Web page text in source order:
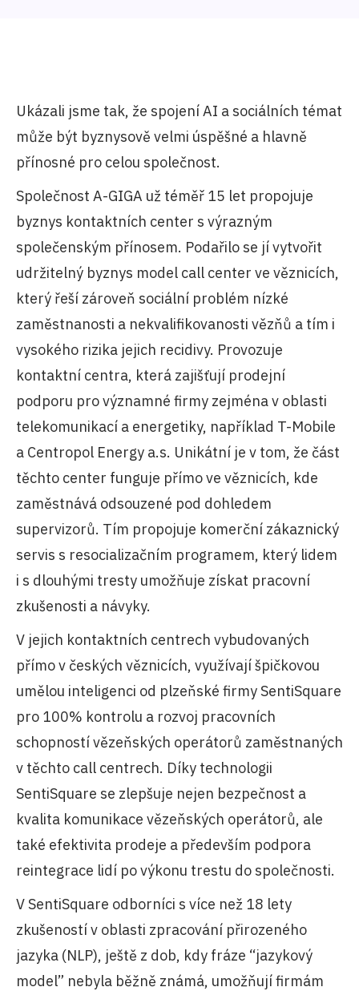
Ukázali jsme tak, že spojení AI a sociálních témat
může být byznysově velmi úspěšné a hlavně
přínosné pro celou společnost.
Společnost A-GIGA už téměř 15 let propojuje
byznys kontaktních center s výrazným
společenským přínosem. Podařilo se jí vytvořit
udržitelný byznys model call center ve věznicích,
který řeší zároveň sociální problém nízké
zaměstnanosti a nekvalifikovanosti vězňů a tím i
vysokého rizika jejich recidivy. Provozuje
kontaktní centra, která zajišťují prodejní
podporu pro významné firmy zejména v oblasti
telekomunikací a energetiky, například T-Mobile
a Centropol Energy a.s. Unikátní je v tom, že část
těchto center funguje přímo ve věznicích, kde
zaměstnává odsouzené pod dohledem
supervizorů. Tím propojuje komerční zákaznický
servis s resocializačním programem, který lidem
i s dlouhými tresty umožňuje získat pracovní
zkušenosti a návyky.
V jejich kontaktních centrech vybudovaných
přímo v českých věznicích, využívají špičkovou
umělou inteligenci od plzeňské firmy SentiSquare
pro 100% kontrolu a rozvoj pracovních
schopností vězeňských operátorů zaměstnaných
v těchto call centrech. Díky technologii
SentiSquare se zlepšuje nejen bezpečnost a
kvalita komunikace vězeňských operátorů, ale
také efektivita prodeje a především podpora
reintegrace lidí po výkonu trestu do společnosti.
V SentiSquare odborníci s více než 18 lety
zkušeností v oblasti zpracování přirozeného
jazyka (NLP), ještě z dob, kdy fráze “jazykový
model” nebyla běžně známá, umožňují firmám